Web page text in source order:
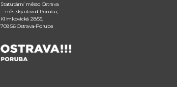
Statutární město Ostrava
– městský obvod Poruba,
Klimkovická 28/55,
708 56 Ostrava-Poruba